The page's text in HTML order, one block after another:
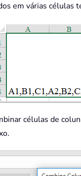
em várias células
células de